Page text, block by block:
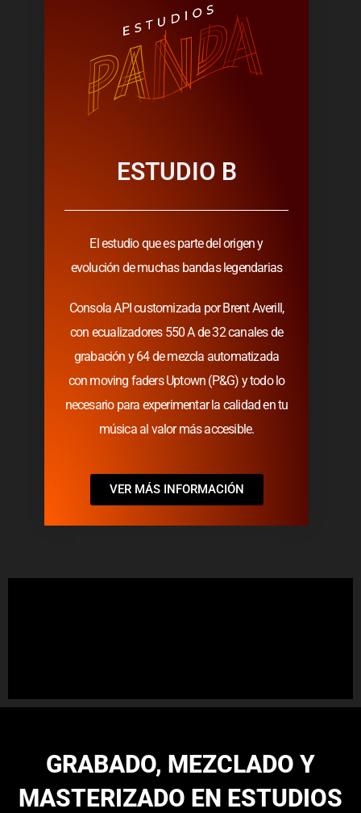
ESTUDIO B
El estudio que es parte del origen y
evolución de muchas bandas legendarias
Consola API customizada por Brent Averill,
con ecualizadores 550 A de 32 canales de
grabación y 64 de mezcla automatizada
con moving faders Uptown (P&G) y todo lo
necesario para experimentar la calidad en tu
música al valor más accesible.
VER MÁS INFORMACIÓN
GRABADO, MEZCLADO Y
MASTERIZADO EN ESTUDIOS